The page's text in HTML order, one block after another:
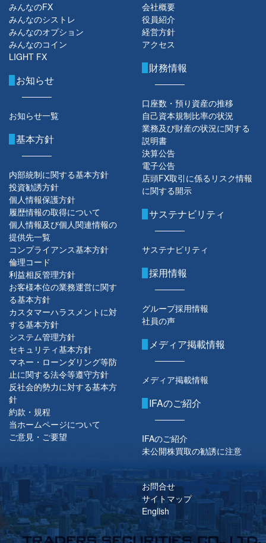
みんなのFX
みんなのシストレ
みんなのオプション
みんなのコイン
LIGHT FX
お知らせ
お知らせ一覧
会社概要
役員紹介
経営方針
アクセス
財務情報
口座数・預り資産の推移
自己資本規制比率の状況
業務及び財産の状況に関する
説明書
決算公告
電子公告
店頭FX取引に係るリスク情報
に関する開示
基本方針
内部統制に関する基本方針
投資勧誘方針
個人情報保護方針
履歴情報の取得について
個人情報及び個人関連情報の
提供先一覧
コンプライアンス基本方針
倫理コード
利益相反管理方針
お客様本位の業務運営に関す
る基本方針
カスタマーハラスメントに対
する基本方針
システム管理方針
セキュリティ基本方針
マネー・ローンダリング等防
止に関する法令等遵守方針
反社会的勢力に対する基本方
針
約款・規程
当ホームページについて
ご意見・ご要望
サステナビリティ
サステナビリティ
採用情報
グループ採用情報
社員の声
メディア掲載情報
メディア掲載情報
IFAのご紹介
IFAのご紹介
未公開株買取の勧誘に注意
お問合せ
サイトマップ
English